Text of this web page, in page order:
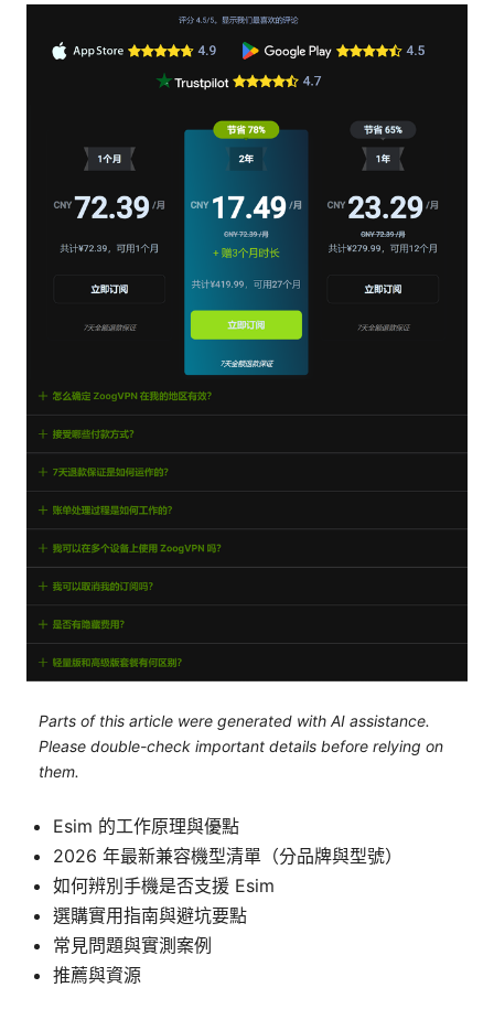
Parts of this article were generated with AI assistance.
Please double-check important details before relying on
them.
Esim 的工作原理與優點
2026 年最新兼容機型清單（分品牌與型號）
如何辨別手機是否支援 Esim
選購實用指南與避坑要點
常見問題與實測案例
推薦與資源